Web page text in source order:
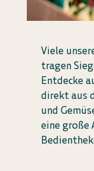
Viele
tragen
Entdecke
direkt aus
und
eine große